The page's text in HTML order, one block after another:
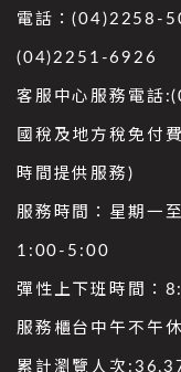
電話：(04)2258-
(04)2251-6926
客服中心服務電話
國稅及地方稅免付
時間提供服務)
服務時間：星期一
1:00-5:00
彈性上下班時間
服務櫃台中午不午休
累計瀏覽人次: